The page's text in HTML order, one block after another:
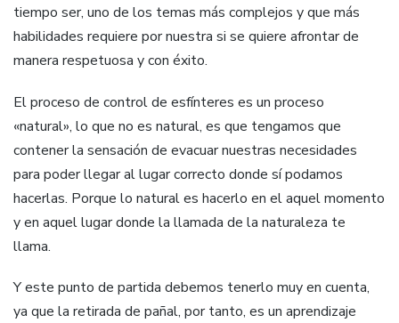
tiempo ser, uno de los temas más complejos y que más
habilidades requiere por nuestra si se quiere afrontar de
manera respetuosa y con éxito.
El proceso de control de esfínteres es un proceso
«natural», lo que no es natural, es que tengamos que
contener la sensación de evacuar nuestras necesidades
para poder llegar al lugar correcto donde sí podamos
hacerlas. Porque lo natural es hacerlo en el aquel momento
y en aquel lugar donde la llamada de la naturaleza te
llama.
Y este punto de partida debemos tenerlo muy en cuenta,
ya que la retirada de pañal, por tanto, es un aprendizaje